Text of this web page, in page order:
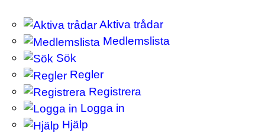
Aktiva trådar
Medlemslista
Sök
Regler
Registrera
Logga in
Hjälp